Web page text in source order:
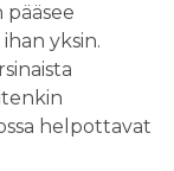
pääsee
yksin.
helpottavat